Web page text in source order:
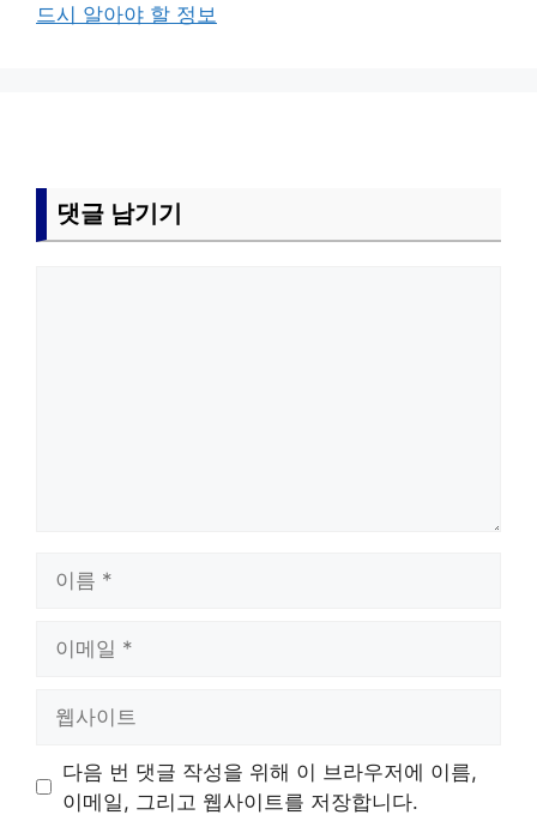
드시 알아야 할 정보
댓글 남기기
트
다음 번 댓글 작성을 위해 이 브라우저에 이름,
이메일, 그리고 웹사이트를 저장합니다.